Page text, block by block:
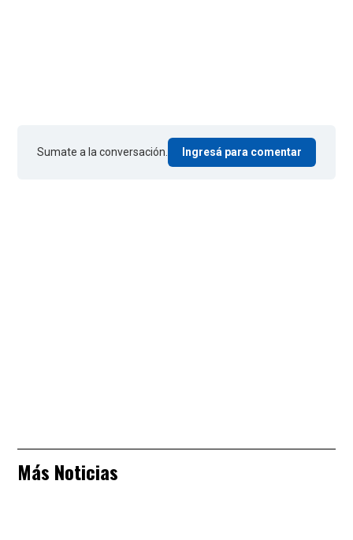
Sumate a la conversación. Ingresá para comentar
Más Noticias